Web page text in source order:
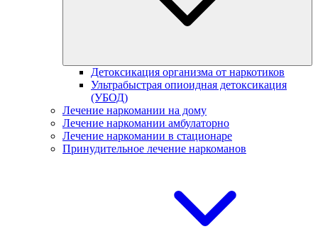
Детоксикация организма от наркотиков
Ультрабыстрая опиоидная детоксикация
(УБОД)
Лечение наркомании на дому
Лечение наркомании амбулаторно
Лечение наркомании в стационаре
Принудительное лечение наркоманов